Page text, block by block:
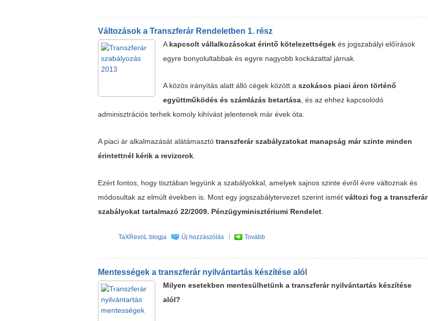
Változások a Transzferár Rendeletben 1. rész
A kapcsolt vállalkozásokat érintő kötelezettségek és jogszabályi előírások
egyre bonyolultabbak és egyre nagyobb kockázattal járnak.
A közös irányítás alatt álló cégek között a szokásos piaci áron történő
együttműködés és számlázás betartása , és az ehhez kapcsolódó
adminisztrációs terhek komoly kihívást jelentenek már évek óta.
A piaci ár alkalmazását alátámasztó transzferár szabályzatokat manapság már szinte minden
érintettnél kérik a revizorok
Ezért fontos, hogy tisztában legyünk a szabályokkal, amelyek sajnos szinte évről évre változnak és
módosultak az elmúlt években is. Most egy jogszabálytervezet szerint ismét változi fog a transzferár
szabályokat tartalmazó 22/2009. Pénzügyminisztériumi Rendelet
TaXRevoL blogja Új hozzászólás Tovább
Mentességek a transzferár nyilvántartás készítése alól
Milyen esetekben mentesülhetünk a transzferár nyilvántartás készítése
alól?